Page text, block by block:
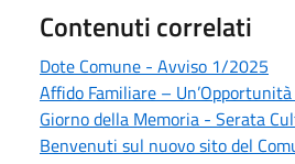
Contenuti correlati
Dote Comune - Avviso 1/2025
Affido Familiare –
Giorno della Memoria - Serata
Benvenuti sul nuovo sito del